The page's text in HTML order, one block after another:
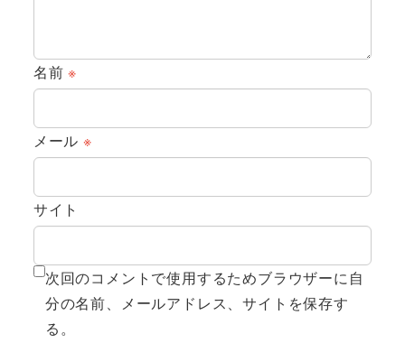
名前※
メール ※
サイト
次回のコメントで使用するためブラウザーに自
分の名前、メールアドレス、サイトを保存す
る。